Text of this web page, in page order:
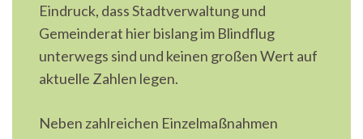
Eindruck, dass Stadtverwaltung und
Gemeinderat hier bislang im Blindflug
unterwegs sind und keinen großen Wert auf
aktuelle Zahlen legen.
Neben zahlreichen Einzelmaßnahmen